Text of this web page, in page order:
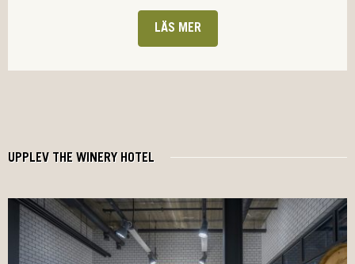
LÄS MER
UPPLEV THE WINERY HOTEL